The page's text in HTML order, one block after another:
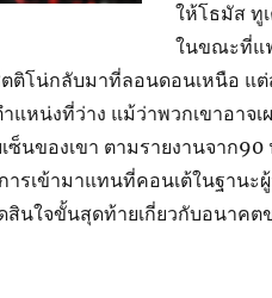
ให้โธมัส ทู
ในขณะที่แ
ติโน่กลับมาที่ลอนดอนเหนือ แต่
หน่งที่ว่าง แม้ว่าพวกเขาอาจ
ซ็นของเขา ตามรายงานจาก
ารเข้ามาแทนที่คอนเต้ในฐาน
นใจขั้นสุดท้ายเกี่ยวกับอนาคต